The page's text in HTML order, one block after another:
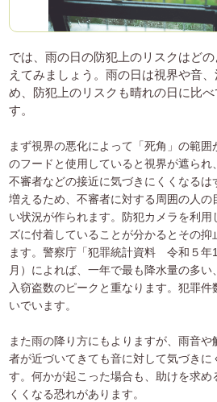
では、雨の日の防犯上のリスクはど
えてみましょう。雨の日は視界や音
め、防犯上のリスクも晴れの日に比
す。
まず視界の悪化によって「死角」の範
のフードと使用していると視界が遮られ
不審者などの接近に気づきにくくなるは
増えるため、不審者に対する周囲の人の
い状況が作られます。防犯カメラを利
ズに付着していることが分かるとその抑
ます。警察庁「犯罪統計資料 令和５年
月）によれば、一年で最も降水量の多
入窃盗数のピークと重なります。犯罪
いでいます。
また雨の降り方にもよりますが、雨音
者が近づいてきても音に対して気づきに
す。何かが起こった場合も、助けを求め
くくなる恐れがあります。